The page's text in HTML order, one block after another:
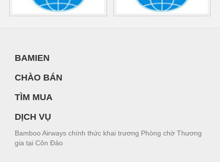
BAMIEN
CHÀO BÁN
TÌM MUA
DỊCH VỤ
Bamboo Airways chính thức khai trương Phòng chờ Thương
gia tại Côn Đảo